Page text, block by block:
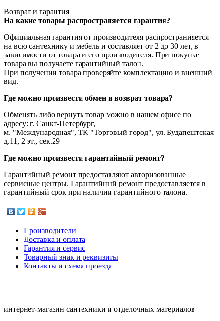
Возврат и гарантия
На какие товары распространяется гарантия?
Официальная гарантия от производителя распространияется
на всю сантехнику и мебель и составляет от 2 до 30 лет, в
зависимости от товара и его производителя. При покупке
товара вы получаете гарантийный талон.
При получении товара проверяйте комплектацию и внешний
вид.
Где можно произвести обмен и возврат товара?
Обменять либо вернуть товар можно в нашем офисе по
адресу: г. Санкт-Петербург,
м. "Международная", ТК "Торговый город", ул. Будапештская
д.11, 2 эт., сек.29
Где можно произвести гарантийный ремонт?
Гарантийный ремонт предоставляют авторизованные
сервисные центры. Гарантийный ремонт предоставляется в
гарантийный срок при наличии гарантийного талона.
Производители
Доставка и оплата
Гарантия и сервис
Товарный знак и реквизиты
Контакты и схема проезда
интернет-магазин сантехники и отделочных материалов